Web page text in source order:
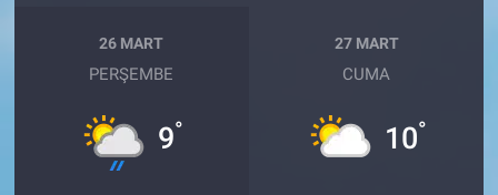
26 MART
PERŞEMBE
9°
27 MART
CUMA
10°